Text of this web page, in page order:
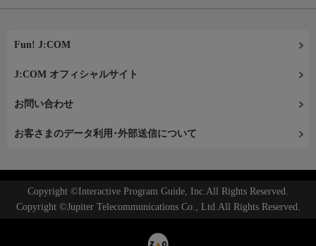
Fun! J:COM
J:COM オフィシャルサイト
お問い合わせ
お客さまのデータ利用･外部送信について
Copyright ©Interactive Program Guide, Inc.All Rights Reserved.
Copyright ©Jupiter Telecommunications Co., Ltd.All Rights Reserved.